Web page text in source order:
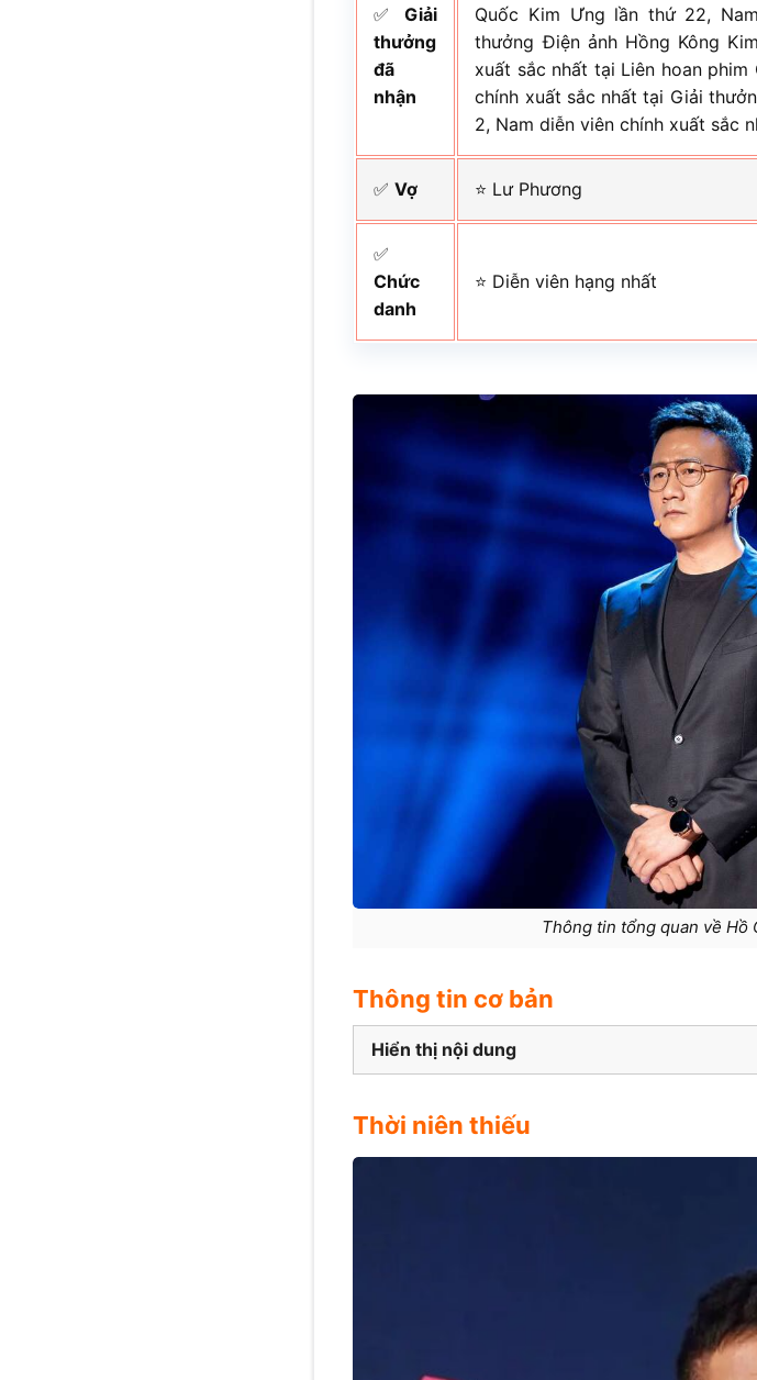
✅Giải
thưởng
đã
nhận
Quốc Kim Ưng lần thứ 22,
thưởng Điện ảnh Hồng Kông
xuất sắc nhất tại Liên hoan
chính xuất sắc nhất tại Giải
2, Nam diễn viên chính xuất sắc
✅Vợ ⭐ Lư Phương
✅
Chức
danh
⭐ Diễn viên hạng nhất
Thông tin tổng quan về Hồ
Thông tin cơ bản
Hiển thị nội dung
Thời niên thiếu